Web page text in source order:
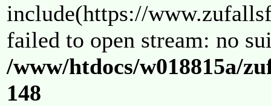
include(https://
failed to open stream: no
/www/htdocs/w018815a/
148